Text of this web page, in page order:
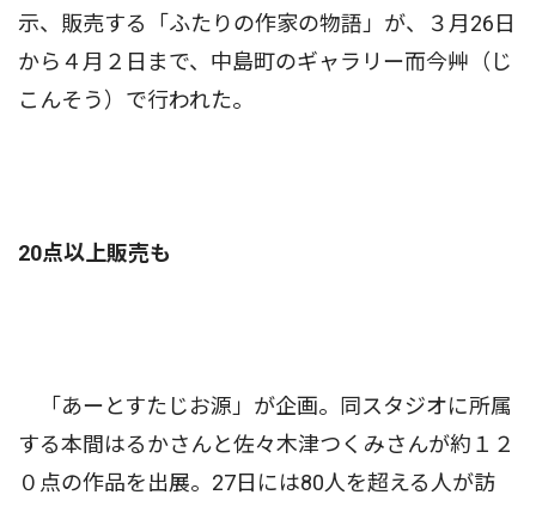
示、販売する「ふたりの作家の物語」が、３月26日
から４月２日まで、中島町のギャラリー而今艸（じ
こんそう）で行われた。
20点以上販売も
「あーとすたじお源」が企画。同スタジオに所属
する本間はるかさんと佐々木津つくみさんが約１２
０点の作品を出展。27日には80人を超える人が訪